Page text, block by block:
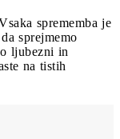
sprememba je
sprejmemo
ljubezni in
na tistih